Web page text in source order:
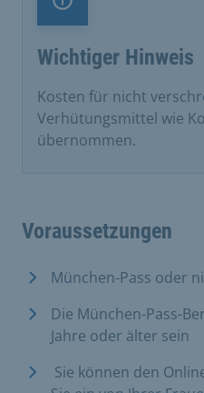
Information
Wichtiger Hinweis
Kosten für nicht
Verhütungsmittel wie
übernommen.
Voraussetzungen
München-Pass oder
Die München-Pass-
Jahre oder älter sein
Sie können den